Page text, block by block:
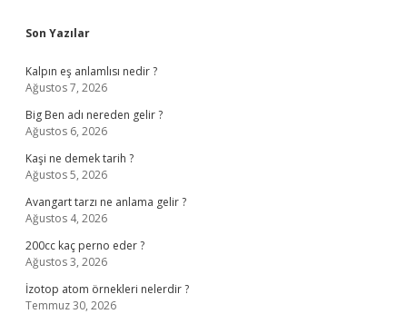
Sidebar
Son Yazılar
Kalpın eş anlamlısı nedir ?
Ağustos 7, 2026
Big Ben adı nereden gelir ?
Ağustos 6, 2026
Kaşi ne demek tarih ?
Ağustos 5, 2026
Avangart tarzı ne anlama gelir ?
Ağustos 4, 2026
200cc kaç perno eder ?
Ağustos 3, 2026
İzotop atom örnekleri nelerdir ?
Temmuz 30, 2026